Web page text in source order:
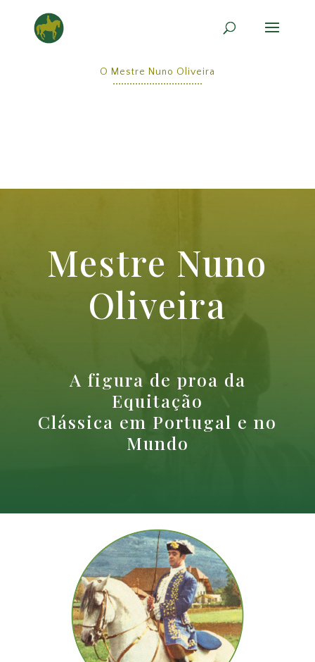
O Mestre Nuno Oliveira
Mestre Nuno
Oliveira
A figura de proa da
Equitação
Clássica em Portugal e no
Mundo